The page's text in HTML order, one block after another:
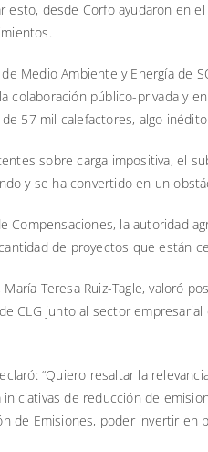
esto, desde Corfo ayudaron en
Medio Ambiente y Energía de
público-privada y
57 mil calefactores, algo
sobre carga impositiva, el
y se ha convertido en un
Compensaciones, la autoridad
de proyectos que están
Teresa Ruiz-Tagle, valoró
CLG junto al sector
“Quiero resaltar la
iniciativas de reducción de
de Emisiones, poder invertir